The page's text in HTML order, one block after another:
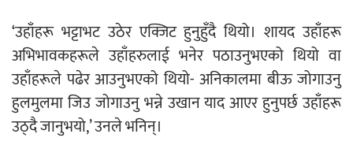
परियोजना सकिनै लाग्दा खुल्यो वन उद्यमीले
सहुलियत ऋण लिने बाटो
‘उहाँहरू भट्टाभट उठेर एक्जिट हुनुहुँदै थियो। शायद उहाँहरू
अभिभावकहरूले उहाँहरुलाई भनेर पठाउनुभएको थियो वा
उहाँहरूले पढेर आउनुभएको थियो- अनिकालमा बीऊ जोगाउनु
हुलमुलमा जिउ जोगाउनु भन्ने उखान याद आएर हुनुपर्छ उहाँहरू
उठ्दै जानुभयो,’ उनले भनिन्।